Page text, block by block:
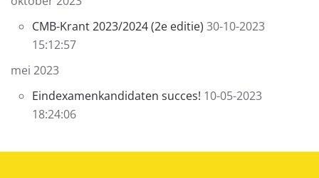
CMB-Krant 2023/2024 (2e editie) 30-10-2023
15:12:57
mei 2023
Eindexamenkandidaten succes! 10-05-2023
18:24:06